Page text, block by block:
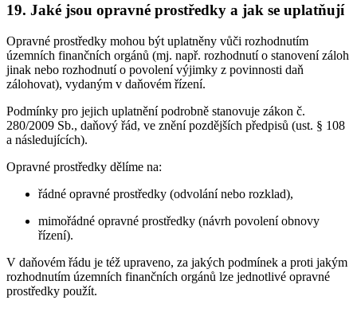
19. Jaké jsou opravné prostředky a jak se uplatňují
Opravné prostředky mohou být uplatněny vůči rozhodnutím
územních finančních orgánů (mj. např. rozhodnutí o stanovení záloh
jinak nebo rozhodnutí o povolení výjimky z povinnosti daň
zálohovat), vydaným v daňovém řízení.
Podmínky pro jejich uplatnění podrobně stanovuje zákon č.
280/2009 Sb., daňový řád, ve znění pozdějších předpisů (ust. § 108
a následujících).
Opravné prostředky dělíme na:
řádné opravné prostředky (odvolání nebo rozklad),
mimořádné opravné prostředky (návrh povolení obnovy
řízení).
V daňovém řádu je též upraveno, za jakých podmínek a proti jakým
rozhodnutím územních finančních orgánů lze jednotlivé opravné
prostředky použít.